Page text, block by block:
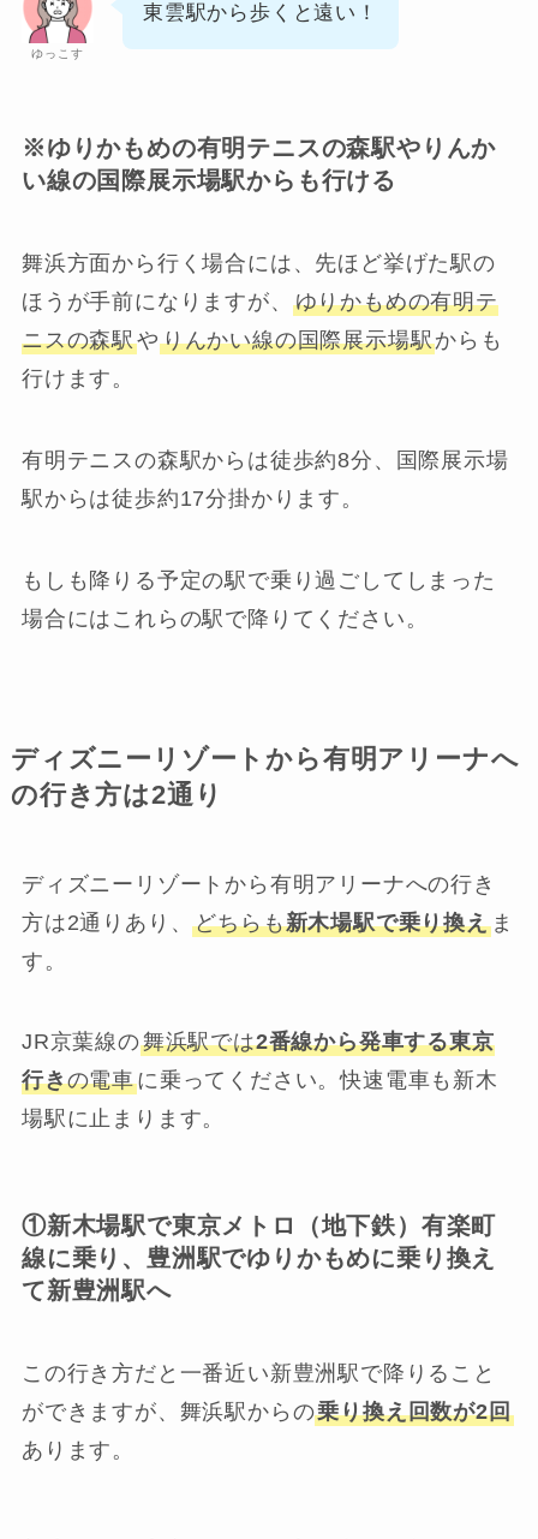
ゆっこす
東雲駅から歩くと遠い！
※ゆりかもめの有明テニスの森駅やりんか
い線の国際展示場駅からも行ける
舞浜方面から行く場合には、先ほど挙げた駅の
ほうが手前になりますが、 ゆりかもめの有明テ
ニスの森駅やりんかい線の国際展示場駅からも
行けます。
有明テニスの森駅からは徒歩約8分、国際展示場
駅からは徒歩約17分掛かります。
もしも降りる予定の駅で乗り過ごしてしまった
場合にはこれらの駅で降りてください。
ディズニーリゾートから有明アリーナへ
の行き方は2通り
ディズニーリゾートから有明アリーナへの行き
方は2通りあり、どちらも新木場駅で乗り換えま
す。
JR京葉線の舞浜駅では2番線から発車する東京
行きの電車に乗ってください。快速電車も新木
場駅に止まります。
①新木場駅で東京メトロ（地下鉄）有楽町
線に乗り、豊洲駅でゆりかもめに乗り換え
て新豊洲駅へ
この行き方だと一番近い新豊洲駅で降りること
ができますが、舞浜駅からの乗り換え回数が2回
あります。